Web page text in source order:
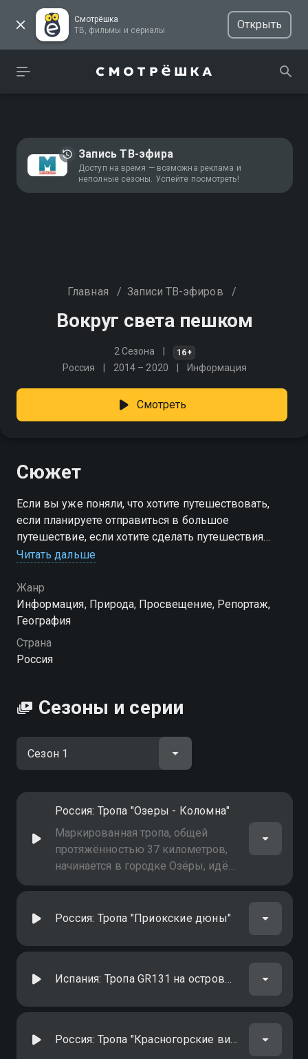
Смотрёшка
ТВ, фильмы и сериалы
Открыть
Запись ТВ-эфира
Доступ на время — возможна реклама и
неполные сезоны. Успейте посмотреть!
Главная / Записи ТВ-эфиров /
Вокруг света пешком
2 Сезона 16+
Россия 2014 – 2020 Информация
Смотреть
Сюжет
Если вы уже поняли, что хотите путешествовать,
если планируете отправиться в большое
путешествие, если хотите сделать путешествия
самой важной частью своей жизни,
Читать дальше
Жанр
Информация, Природа, Просвещение, Репортаж,
География
Страна
Россия
Сезоны и серии
Россия: Тропа "Озеры - Коломна"
Маркированная тропа, общей
протяжённостью 37 километров,
начинается в городке Озёры, идёт
вдоль реки Ока, через леса и поля,
источнику Святителя Николая,
окраинам Коломны
Россия: Тропа "Приокские дюны"
Испания: Тропа GR131 на острове Фуэртевентура
Россия: Тропа "Красногорские виражи"